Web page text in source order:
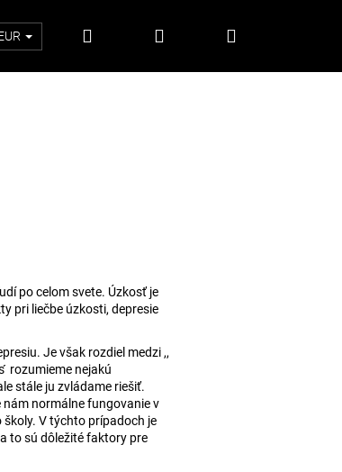
Prihlásenie
po celom svete. Úzkosť je
pri liečbe úzkosti, depresie
Je však rozdiel medzi ,,
rozumieme nejakú
stále ju zvládame riešiť.
normálne fungovanie v
V týchto prípadoch je
to sú dôležité faktory pre
Nasledujúce
HREJIVÁ